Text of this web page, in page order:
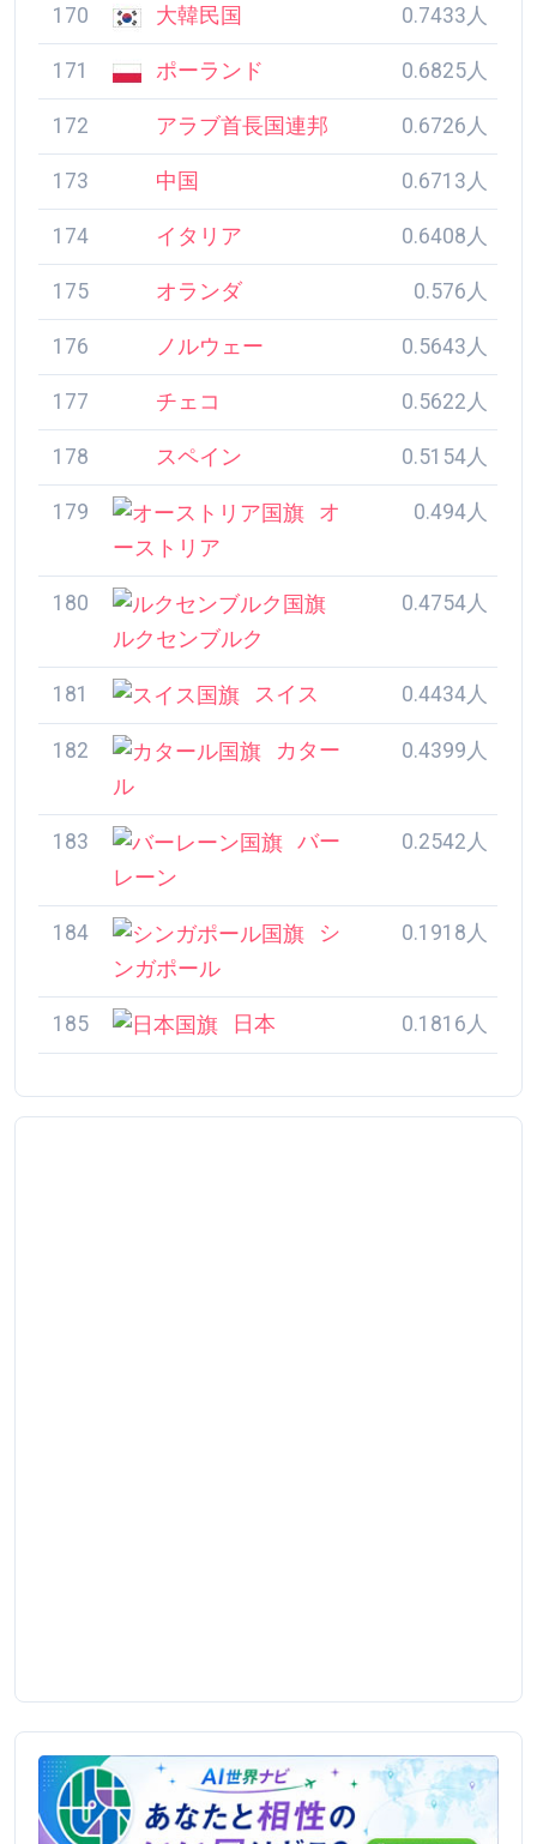
170 大韓民国 0.7433人
171 ポーランド 0.6825人
172 アラブ首長国連邦 0.6726人
173 中国 0.6713人
174 イタリア 0.6408人
175 オランダ 0.576人
176 ノルウェー 0.5643人
177 チェコ 0.5622人
178 スペイン 0.5154人
179 オーストリア 0.494人
スイス
0.4399人
185 日本 0.1816人